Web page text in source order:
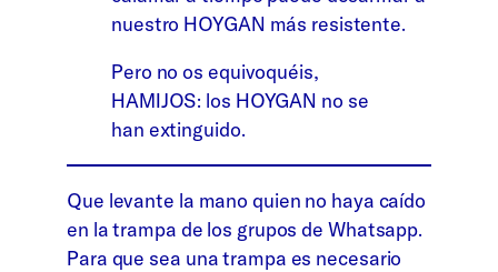
nuestro HOYGAN más resistente.
Pero no os equivoquéis,
HAMIJOS: los HOYGAN no se
han extinguido.
Que levante la mano quien no haya caído
en la trampa de los grupos de Whatsapp.
Para que sea una trampa es necesario